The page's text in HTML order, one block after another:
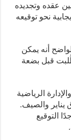
عقده وتجديده
نحو توقيعه
من الواضح أنه يمكن
التي طُلبت قبل بضعة
الرياضية
يناير والصيف.
التوقيع